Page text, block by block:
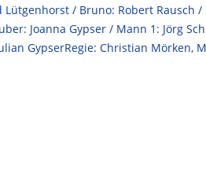
/ Bruno: Robert Rausch
Joanna Gypser / Mann 1: Jörg
GypserRegie: Christian Mörken,